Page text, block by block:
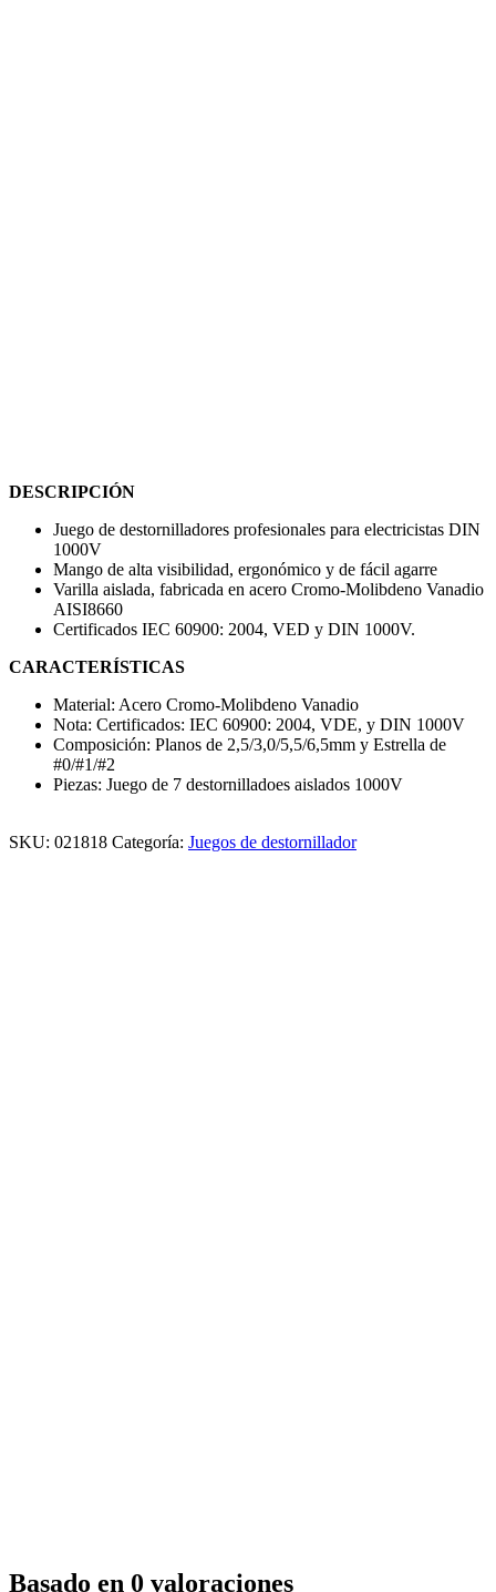
DESCRIPCIÓN
Juego de destornilladores profesionales para electricistas DIN
1000V
Mango de alta visibilidad, ergonómico y de fácil agarre
Varilla aislada, fabricada en acero Cromo-Molibdeno Vanadio
AISI8660
Certificados IEC 60900: 2004, VED y DIN 1000V.
CARACTERÍSTICAS
Material: Acero Cromo-Molibdeno Vanadio
Nota: Certificados: IEC 60900: 2004, VDE, y DIN 1000V
Composición: Planos de 2,5/3,0/5,5/6,5mm y Estrella de
#0/#1/#2
Piezas: Juego de 7 destornilladoes aislados 1000V
SKU: 021818 Categoría: Juegos de destornillador
Basado en 0 valoraciones